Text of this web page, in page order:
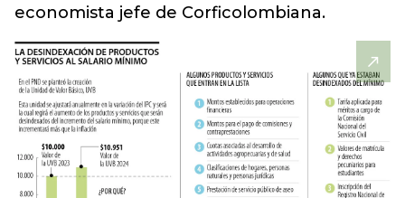
economista jefe de Corficolombiana.